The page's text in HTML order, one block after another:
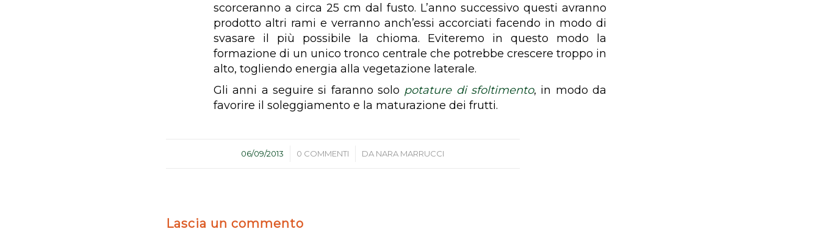
scorceranno a circa 25 cm dal fusto. L’anno successivo questi avranno
prodotto altri rami e verranno anch’essi accorciati facendo in modo di
svasare il più possibile la chioma. Eviteremo in questo modo la
formazione di un unico tronco centrale che potrebbe crescere troppo in
alto, togliendo energia alla vegetazione laterale.
Gli anni a seguire si faranno solo potature di sfoltimento, in modo da
favorire il soleggiamento e la maturazione dei frutti.
06/09/2013
/ 0 COMMENTI
/ DA NARA MARRUCCI
Lascia un commento